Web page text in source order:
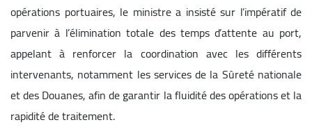
opérations portuaires, le ministre a insisté sur l’impératif de
parvenir à l’élimination totale des temps d’attente au port,
appelant à renforcer la coordination avec les différents
intervenants, notamment les services de la Sûreté nationale
et des Douanes, afin de garantir la fluidité des opérations et la
rapidité de traitement.